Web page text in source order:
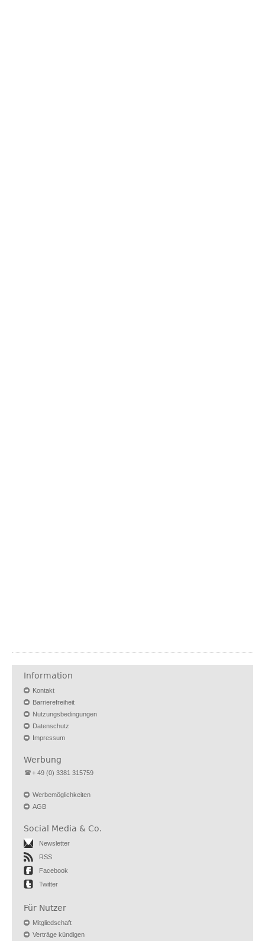
Information
Kontakt
Barrierefreiheit
Nutzungsbedingungen
Datenschutz
Impressum
Werbung
+ 49 (0) 3381 315759
Werbemöglichkeiten
AGB
Social Media & Co.
Newsletter
RSS
Facebook
Twitter
Für Nutzer
Mitgliedschaft
Verträge kündigen